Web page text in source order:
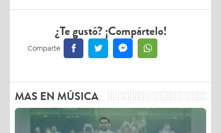
¿Te gustó? ¡Compártelo!
MAS EN MÚSICA